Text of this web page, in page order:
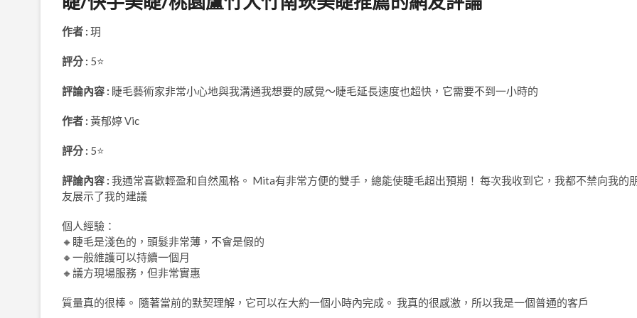
作者 : 玥
評分 : 5⭐
評論內容 : 睫毛藝術家非常小心地與我溝通我想要的感覺〜睫毛延長速度也超快，它需要不到一小時的
作者 : 黃郁婷 Vic
評分 : 5⭐
評論內容 : 我通常喜歡輕盈和自然風格。 Mita有非常方便的雙手，總能使睫毛超出預期！ 每次我收到它，我都不禁向我的
友展示了我的建議
個人經驗：
🔸睫毛是淺色的，頭髮非常薄，不會是假的
🔸一般維護可以持續一個月
🔸議方現場服務，但非常實惠
質量真的很棒。 隨著當前的默契理解，它可以在大約一個小時內完成。 我真的很感激，所以我是一個普通的客戶